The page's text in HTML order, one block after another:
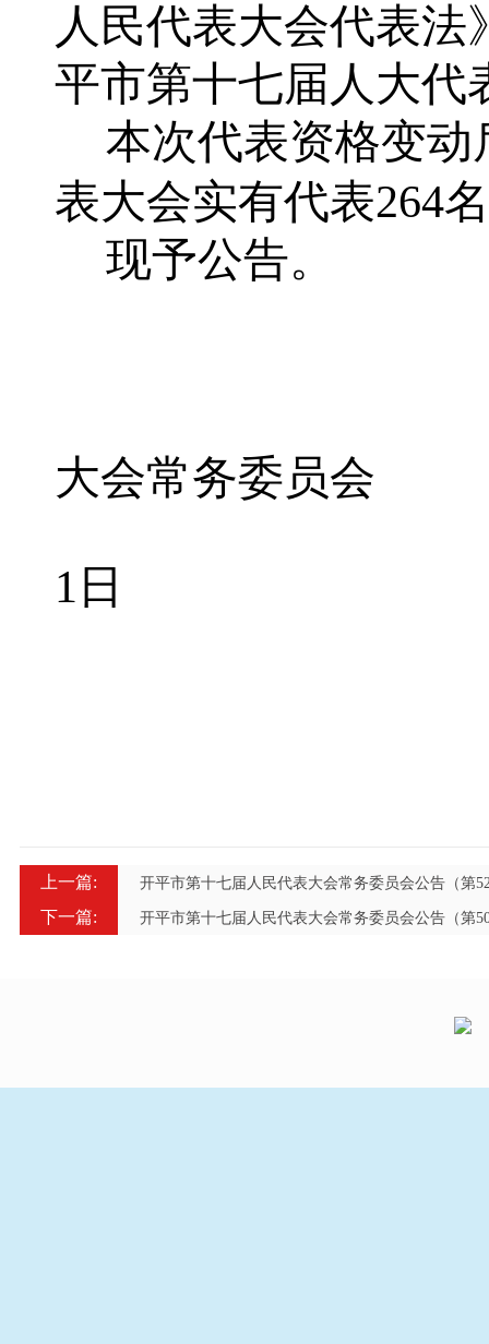
人民代表大会代表
平市第十七届人大代
本次代表资格变
表大会实有代表264
现予公告。
大会常务委员会
1 日
上一篇: 开平市第十七届人民代表大会常务委员会公告（第
下一篇: 开平市第十七届人民代表大会常务委员会公告（第